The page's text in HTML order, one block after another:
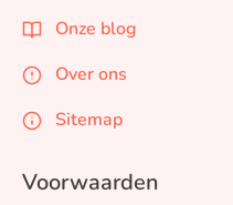
Onze blog
Over ons
Sitemap
Voorwaarden